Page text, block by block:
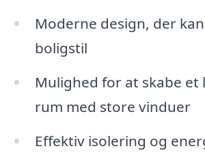
Moderne design, der
boligstil
Mulighed for at skabe et
rum med store vinduer
Effektiv isolering og